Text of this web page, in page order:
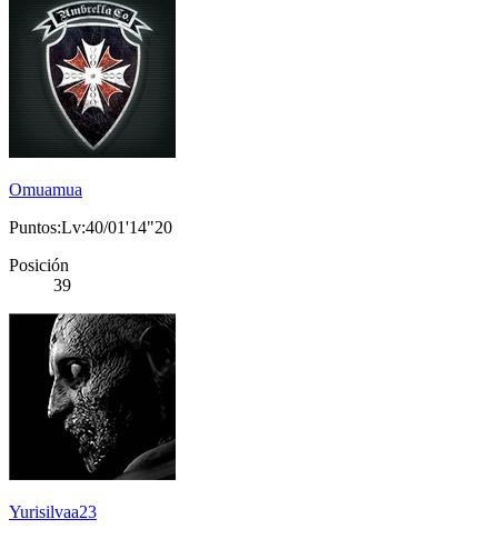
Omuamua
Puntos:Lv:40/01'14"20
Posición
39
Yurisilvaa23